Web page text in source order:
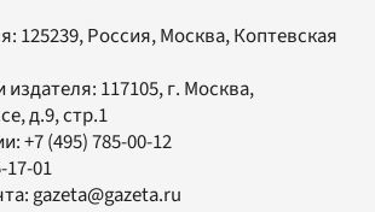
125239, Россия, Москва, Коптевская
издателя: 117105, г. Москва,
д.9, стр.1
+7 (495) 785-00-12
17-01
gazeta@gazeta.ru